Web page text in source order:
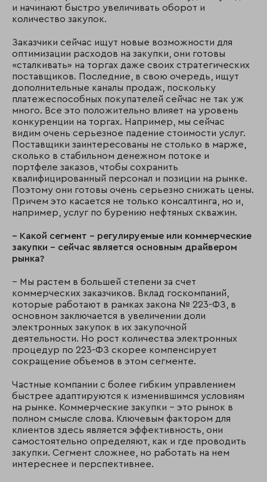
и начинают быстро увеличивать оборот и
количество закупок.
Заказчики сейчас ищут новые возможности для
оптимизации расходов на закупки, они готовы
«сталкивать» на торгах даже своих стратегических
поставщиков. Последние, в свою очередь, ищут
дополнительные каналы продаж, поскольку
платежеспособных покупателей сейчас не так уж
много. Все это положительно влияет на уровень
конкуренции на торгах. Например, мы сейчас
видим очень серьезное падение стоимости услуг.
Поставщики заинтересованы не столько в марже,
сколько в стабильном денежном потоке и
портфеле заказов, чтобы сохранить
квалифицированный персонал и позиции на рынке.
Поэтому они готовы очень серьезно снижать цены.
Причем это касается не только консалтинга, но и,
например, услуг по бурению нефтяных скважин.
– Какой сегмент – регулируемые или коммерческие
закупки – сейчас является основным драйвером
рынка?
– Мы растем в большей степени за счет
коммерческих заказчиков. Вклад госкомпаний,
которые работают в рамках закона № 223-ФЗ, в
основном заключается в увеличении доли
электронных закупок в их закупочной
деятельности. Но рост количества электронных
процедур по 223-ФЗ скорее компенсирует
сокращение объемов в этом сегменте.
Частные компании с более гибким управлением
быстрее адаптируются к изменившимся условиям
на рынке. Коммерческие закупки – это рынок в
полном смысле слова. Ключевым фактором для
клиентов здесь является эффективность, они
самостоятельно определяют, как и где проводить
закупки. Сегмент сложнее, но работать на нем
интереснее и перспективнее.